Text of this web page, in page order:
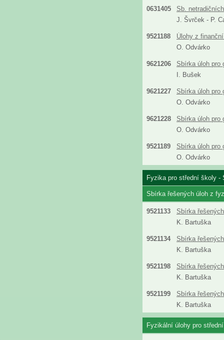
0631405
Sb.
J. Švrček - P.
9521188
Úlohy z
O. Odvárko
9621206
Sbírka úloh pro
I. Bušek
9621227
Sbírka úloh pro
O. Odvárko
9621228
Sbírka úloh pro
O. Odvárko
9521189
Sbírka úloh pro
O. Odvárko
Fyzika pro střední školy -
Sbírka řešených úloh z
9521133
Sbírka
K. Bartuška
9521134
Sbírka
K. Bartuška
9521198
Sbírka
K. Bartuška
9521199
Sbírka
K. Bartuška
Fyzikální úlohy pro